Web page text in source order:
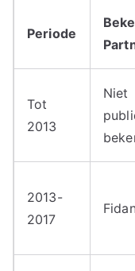
Periode
Tot
2013
Niet
2013-
2017